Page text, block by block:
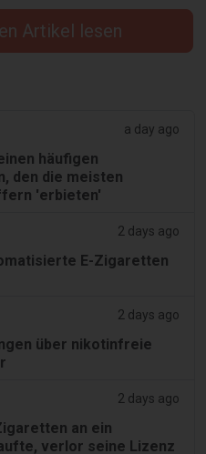
Artikel lesen
a day ago
häufigen
den die meisten
'erbieten'
2 days ago
E-Zigaretten
2 days ago
über nikotinfreie
2 days ago
an ein
verlor seine Lizenz